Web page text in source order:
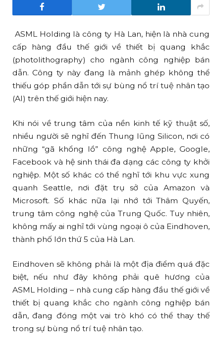
ASML Holding là công ty Hà Lan, hiện là nhà cung
cấp hàng đầu thế giới về thiết bị quang khắc
(photolithography) cho ngành công nghiệp bán
dẫn. Công ty này đang là mảnh ghép không thể
thiếu góp phần dẫn tới sự bùng nổ trí tuệ nhân tạo
(AI) trên thế giới hiện nay.
Khi nói về trung tâm của nền kinh tế kỹ thuật số,
nhiều người sẽ nghĩ đến Thung lũng Silicon, nơi có
những “gã khổng lồ” công nghệ Apple, Google,
Facebook và hệ sinh thái đa dạng các công ty khởi
nghiệp. Một số khác có thể nghĩ tới khu vực xung
quanh Seattle, nơi đặt trụ sở của Amazon và
Microsoft. Số khác nữa lại nhớ tới Thâm Quyến,
trung tâm công nghệ của Trung Quốc. Tuy nhiên,
không mấy ai nghĩ tới vùng ngoại ô của Eindhoven,
thành phố lớn thứ 5 của Hà Lan.
Eindhoven sẽ không phải là một địa điểm quá đặc
biệt, nếu như đây không phải quê hương của
ASML Holding – nhà cung cấp hàng đầu thế giới về
thiết bị quang khắc cho ngành công nghiệp bán
dẫn, đang đóng một vai trò khó có thể thay thế
trong sự bùng nổ trí tuệ nhân tạo.